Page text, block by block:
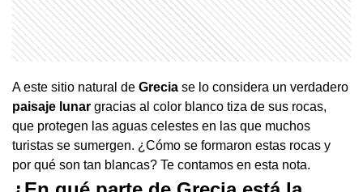
A este sitio natural de Grecia se lo considera un verdadero
paisaje lunar gracias al color blanco tiza de sus rocas,
que protegen las aguas celestes en las que muchos
turistas se sumergen. ¿Cómo se formaron estas rocas y
por qué son tan blancas? Te contamos en esta nota.